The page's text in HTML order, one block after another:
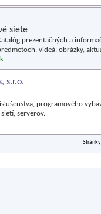
siete
prezentačných a
videá, obrázky,
s.r.o.
programového
serverov.
Stránky